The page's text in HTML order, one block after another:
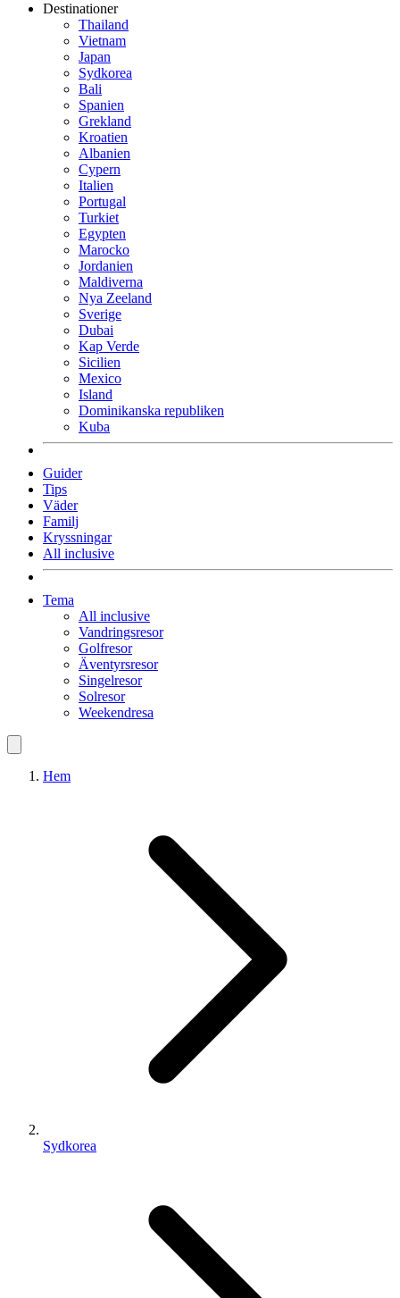
Destinationer
Thailand
Vietnam
Japan
Sydkorea
Bali
Spanien
Grekland
Kroatien
Albanien
Cypern
Italien
Portugal
Turkiet
Egypten
Marocko
Jordanien
Maldiverna
Nya Zeeland
Sverige
Dubai
Kap Verde
Sicilien
Mexico
Island
Dominikanska republiken
Kuba
Guider
Tips
Väder
Familj
Kryssningar
All inclusive
Tema
All inclusive
Vandringsresor
Golfresor
Äventyrsresor
Singelresor
Solresor
Weekendresa
Hem
Sydkorea